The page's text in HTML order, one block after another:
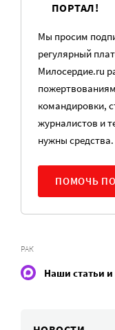
ПОРТАЛ!
Мы просим
регулярный
Милосердие.ru
командировки,
журналистов и
нужны средства.
ПОМОЧЬ
РАК
Наши статьи